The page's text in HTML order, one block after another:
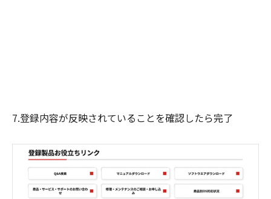
7.登録内容が反映されていることを確認したら完了